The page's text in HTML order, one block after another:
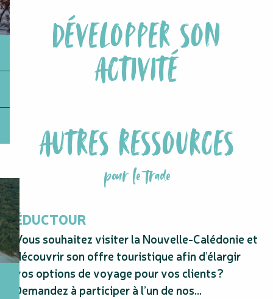
DÉVELOPPER SON
ACTIVITÉ
AUTRES RESSOURCES
pour le trade
ÉDUCTOUR
Vous souhaitez visiter la Nouvelle-Calédonie et
découvrir son offre touristique afin d’élargir
vos options de voyage pour vos clients ?
Demandez à participer à l’un de nos...